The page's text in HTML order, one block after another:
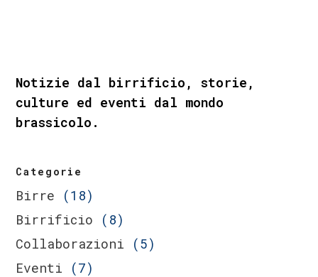
Notizie dal birrificio, storie,
culture ed eventi dal mondo
brassicolo.
Categorie
Birre (18)
Birrificio (8)
Collaborazioni (5)
Eventi (7)